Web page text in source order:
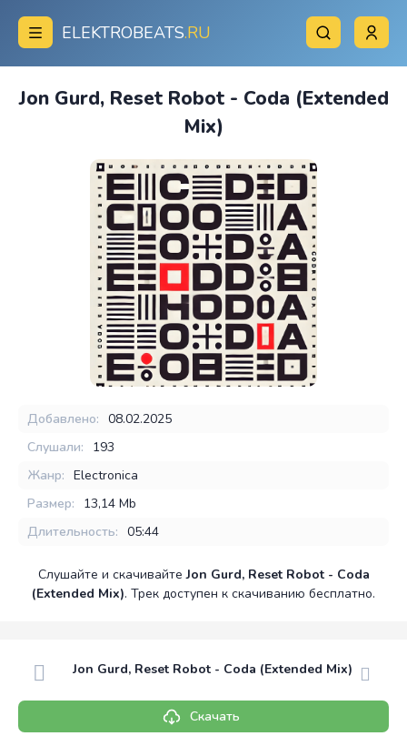
ELEKTROBEATS.RU
Jon Gurd, Reset Robot - Coda (Extended
Mix)
Добавлено: 08.02.2025
Слушали:
193
Жанр: Electronica
Размер:
13,14 Mb
Длительность: 05:44
Слушайте и скачивайтеJon Gurd, Reset Robot - Coda
(Extended Mix). Трек доступен к скачиванию бесплатно.
Jon Gurd, Reset Robot - Coda (Extended Mix)
Скачать